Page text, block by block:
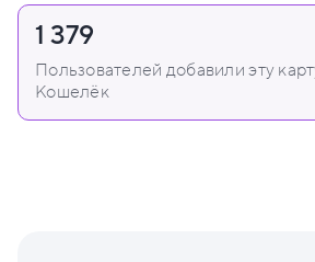
1 379
Пользователей добавили эту
Кошелёк